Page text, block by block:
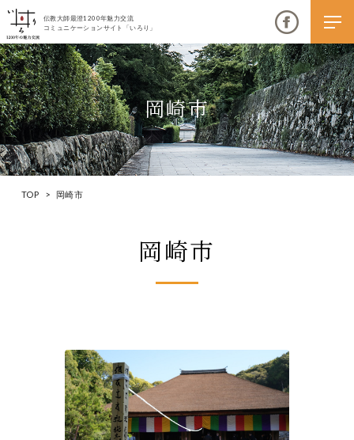
伝教大師最澄1200年魅力交流
コミュニケーションサイト「いろり」
伝教大師最澄1200年魅力交流
いろりとは
大学コラボプロジェクト
いろり端
特集「一隅を照らす」
探訪「1200年の魅力交流」
岡崎市
TOP > 岡崎市
岡崎市